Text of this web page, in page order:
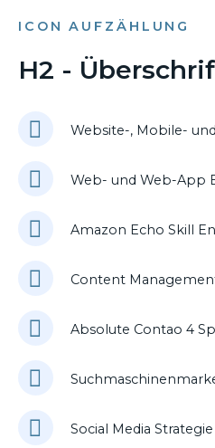
ICON AUFZÄHLUNG
H2 -
Website-, Mobile-
Web- und Web-App
Amazon Echo Skill
Content
Absolute Contao 4
Social Media Strategie